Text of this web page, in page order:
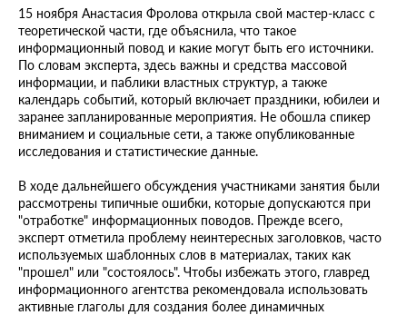
15 ноября Анастасия Фролова открыла свой мастер-класс с
теоретической части, где объяснила, что такое
информационный повод и какие могут быть его источники.
По словам эксперта, здесь важны и средства массовой
информации, и паблики властных структур, а также
календарь событий, который включает праздники, юбилеи и
заранее запланированные мероприятия. Не обошла спикер
вниманием и социальные сети, а также опубликованные
исследования и статистические данные.
В ходе дальнейшего обсуждения участниками занятия были
рассмотрены типичные ошибки, которые допускаются при
"отработке" информационных поводов. Прежде всего,
эксперт отметила проблему неинтересных заголовков, часто
используемых шаблонных слов в материалах, таких как
"прошел" или "состоялось". Чтобы избежать этого, главред
информационного агентства рекомендовала использовать
активные глаголы для создания более динамичных